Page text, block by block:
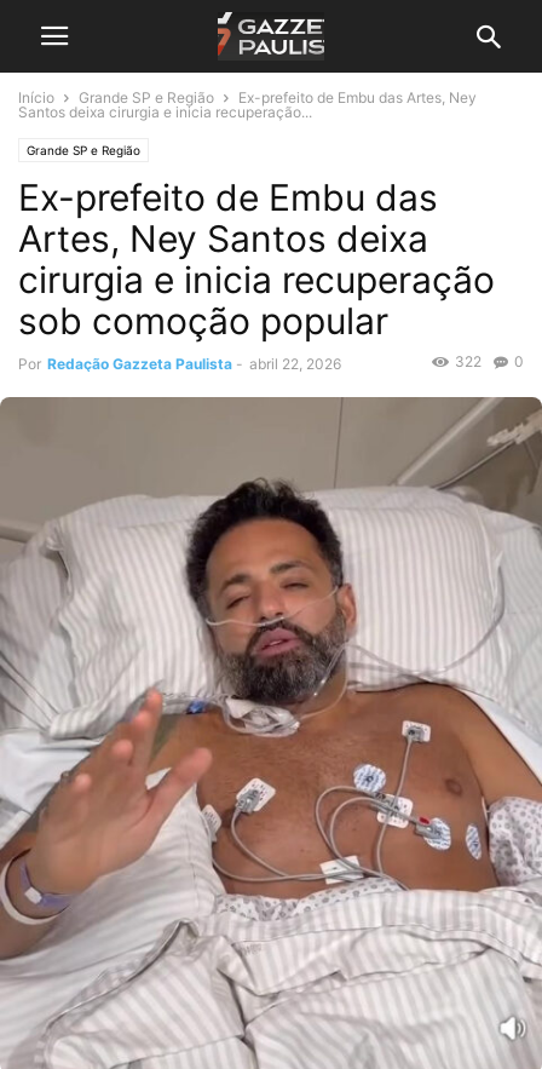
Início Grande SP e Região
Ex-prefeito de Embu das Artes, Ney
Santos deixa cirurgia e inicia recuperação...
Grande SP e Região
Ex-prefeito de Embu das
Artes, Ney Santos deixa
cirurgia e inicia recuperação
sob comoção popular
Por Redação Gazzeta Paulista - abril 22, 2026 0
322